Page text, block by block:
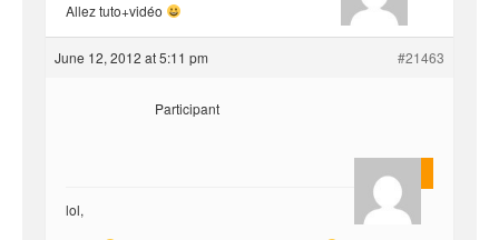
Allez tuto+vidéo
June 12, 2012 at 5:11 pm #21463
yvariro
Participant
lol,